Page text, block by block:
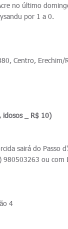
no último
por 1 a 0.
Centro, Erechim/
idosos _ R$ 10)
sairá do Passo
980503263 ou
4